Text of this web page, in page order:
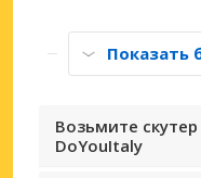
Показать
Возьмите
DoYouItaly